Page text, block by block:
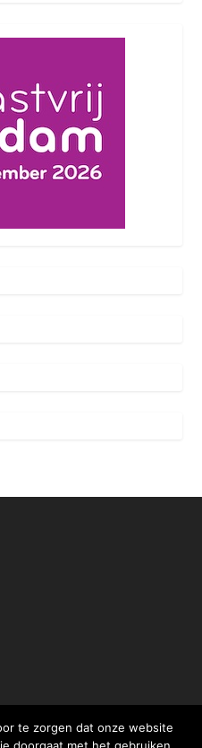
te zorgen dat onze website